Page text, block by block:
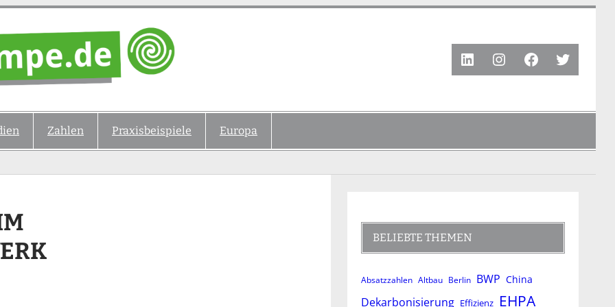
LinkedInInstagram
Facebook
Twitter
Zahlen Praxisbeispiele Europa
B
BELIEBTE THEMEN
Absatzzahlen Altbau Berlin BWP China
Dekarbonisierung Effizienz EHPA